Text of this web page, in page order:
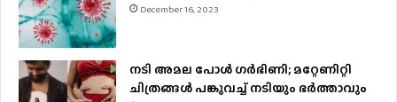
December 16, 2023
നടി അമല പോൾ ​ഗർഭിണി; മറ്റേണിറ്റി
ചിത്രങ്ങള്‍ പങ്കുവച്ച് നടിയും ഭർത്താവും